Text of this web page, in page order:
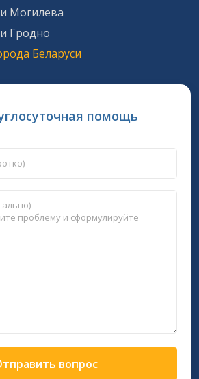
Могилева
Гродно
Беларуси
помощь
вопрос